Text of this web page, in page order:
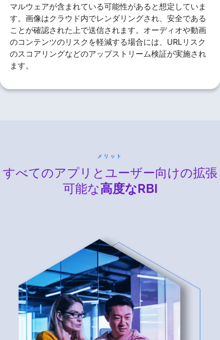
マルウェアが含まれている可能性があると想定していま
す。画像はクラウド内でレンダリングされ、安全である
ことが確認された上で送信されます。オーディオや動画
のコンテンツのリスクを軽減する場合には、URLリスク
のスコアリングなどのアップストリーム検証が実施され
ます。
メリット
すべてのアプリとユーザー向けの拡張
可能な高度なRBI